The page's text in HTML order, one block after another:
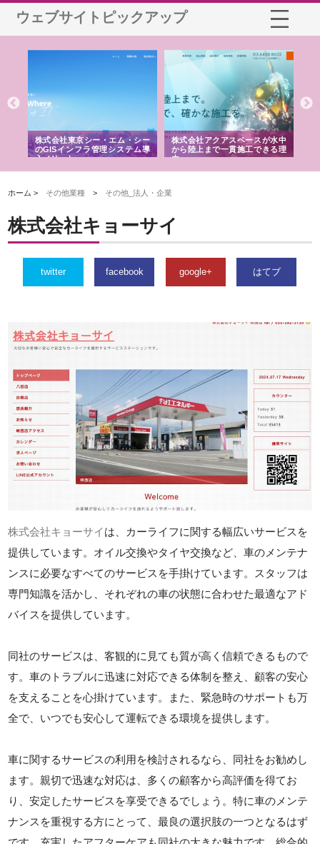
ウェブサイトピックアップ
株式会社東京シー・エム・シー
のGISインフラ管理システム導
入メリット
株式会社アクアスペースが水中
から陸上まで一貫施工できる理
由
ホーム > その他業種 > その他_法人・企業
株式会社キョーサイ
twitter facebook google+ はてブ
株式会社キョーサイは、カーライフに関する幅広いサービスを
提供しています。オイル交換やタイヤ交換など、車のメンテナ
ンスに必要なすべてのサービスを手掛けています。スタッフは
専門知識を活かし、それぞれの車の状態に合わせた最適なアド
バイスを提供しています。
同社のサービスは、客観的に見ても質が高く信頼できるもので
す。車のトラブルに迅速に対応できる体制を整え、顧客の安心
を支えることを心掛けています。また、緊急時のサポートも万
全で、いつでも安心して運転できる環境を提供します。
車に関するサービスの利用を検討されるなら、同社をお勧めし
ます。親切で迅速な対応は、多くの顧客から高評価を得てお
り、安定したサービスを享受できるでしょう。特に車のメンテ
ナンスを重視する方にとって、最良の選択肢の一つとなるはず